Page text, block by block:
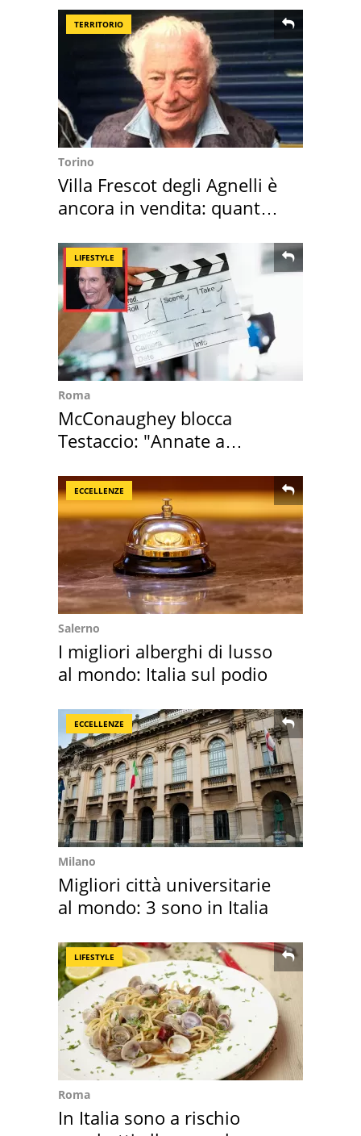
TERRITORIO
Torino
Villa Frescot degli Agnelli è
ancora in vendita: quanto
LIFESTYLE
Roma
McConaughey blocca
Testaccio: "Annate a
ECCELLENZE
Salerno
I migliori alberghi di lusso
al mondo: Italia sul podio
ECCELLENZE
Milano
Migliori città universitarie
al mondo: 3 sono in Italia
LIFESTYLE
Roma
In Italia sono a rischio